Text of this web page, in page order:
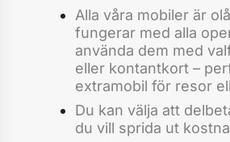
Alla våra mobiler är
fungerar med alla
använda dem med
eller kontantkort –
extramobil för resor
Du kan välja att
du vill sprida ut